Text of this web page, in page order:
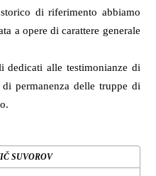
di riferimento abbiamo
a opere di carattere generale
dedicati alle testimonianze di
permanenza delle truppe di
SUVOROV